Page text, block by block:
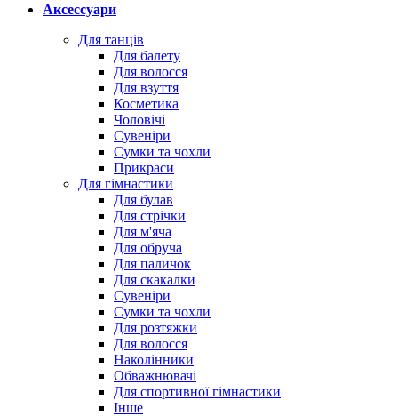
Аксессуари
Для танців
Для балету
Для волосся
Для взуття
Косметика
Чоловічі
Сувеніри
Сумки та чохли
Прикраси
Для гімнастики
Для булав
Для стрічки
Для м'яча
Для обруча
Для паличок
Для скакалки
Сувеніри
Сумки та чохли
Для розтяжки
Для волосся
Наколінники
Обважнювачі
Для спортивної гімнастики
Інше